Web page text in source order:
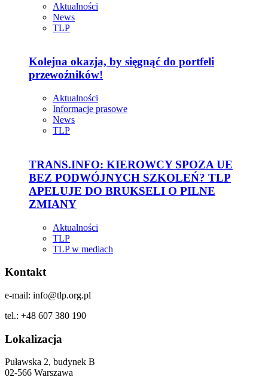
Aktualności
News
TLP
Kolejna okazja, by sięgnąć do portfeli
przewoźników!
Aktualności
Informacje prasowe
News
TLP
TRANS.INFO: KIEROWCY SPOZA UE
BEZ PODWÓJNYCH SZKOLEŃ? TLP
APELUJE DO BRUKSELI O PILNE
ZMIANY
Aktualności
TLP
TLP w mediach
Kontakt
e-mail: info@tlp.org.pl
tel.: +48 607 380 190
Lokalizacja
Puławska 2, budynek B
02-566 Warszawa